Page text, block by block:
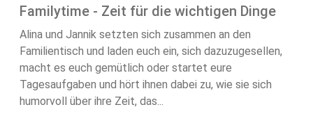
Familytime - Zeit für die wichtigen Dinge
Alina und Jannik setzten sich zusammen an den
Familientisch und laden euch ein, sich dazuzugesellen,
macht es euch gemütlich oder startet eure
Tagesaufgaben und hört ihnen dabei zu, wie sie sich
humorvoll über ihre Zeit, das...